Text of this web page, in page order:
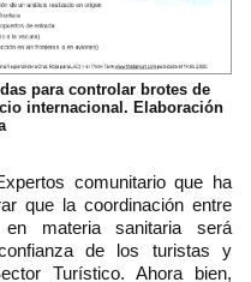
para controlar brotes de
internacional. Elaboración
comunitario que ha
que la coordinación entre
materia sanitaria será
de los turistas y
Turístico. Ahora bien,